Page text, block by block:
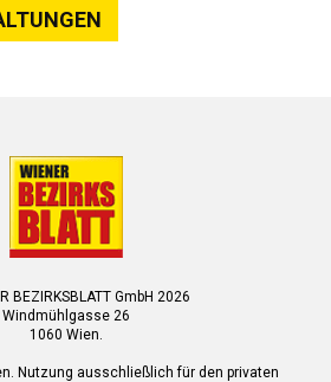
BEZIRKSBLATT GmbH 2026
Windmühlgasse 26
1060 Wien.
Nutzung ausschließlich für den privaten